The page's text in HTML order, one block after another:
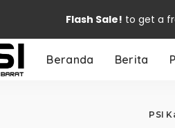
Flash Sale! to get a
Beranda Berita
PSI